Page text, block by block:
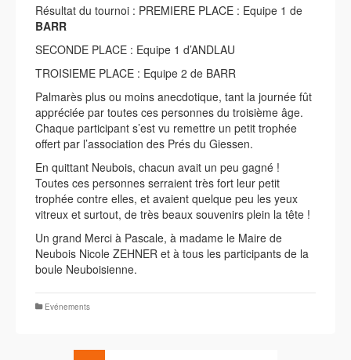
Résultat du tournoi : PREMIERE PLACE : Equipe 1 de
BARR
SECONDE PLACE : Equipe 1 d’ANDLAU
TROISIEME PLACE : Equipe 2 de BARR
Palmarès plus ou moins anecdotique, tant la journée fût
appréciée par toutes ces personnes du troisième âge.
Chaque participant s’est vu remettre un petit trophée
offert par l’association des Prés du Giessen.
En quittant Neubois, chacun avait un peu gagné !
Toutes ces personnes serraient très fort leur petit
trophée contre elles, et avaient quelque peu les yeux
vitreux et surtout, de très beaux souvenirs plein la tête !
Un grand Merci à Pascale, à madame le Maire de
Neubois Nicole ZEHNER et à tous les participants de la
boule Neuboisienne.
Evénements